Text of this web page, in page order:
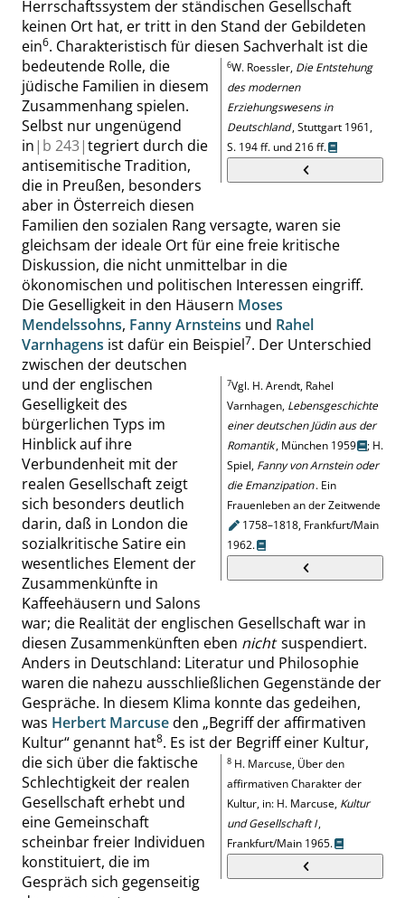
Herrschaftssystem der ständischen Gesellschaft
keinen Ort hat, er tritt in den Stand der Gebildeten
ein6
6W. Roessler, Die Entstehung
des modernen
Erziehungswesens in
Deutschland, Stuttgart 1961,
S. 194 ff. und216 ff.
. Charakteristisch für diesen Sachverhalt ist die
bedeutende Rolle, die
jüdische Familien in diesem
Zusammenhang spielen.
Selbst nur ungenügend
in | b 243|tegriert durch die
antisemitische Tradition,
die in Preußen, besonders
aber in Österreich diesen
Familien den sozialen Rang versagte, waren sie
gleichsam der ideale Ort für eine freie kritische
Diskussion, die nicht unmittelbar in die
ökonomischen und politischen Interessen eingriff.
Die Geselligkeit in den Häusern Moses
Mendelssohns, Fanny Arnsteins und Rahel
Varnhagens ist dafür ein Beispiel7
7Vgl. H.Arendt, Rahel
Varnhagen, Lebensgeschichte
einer deutschen Jüdin aus der
Romantik, München 1959 ; H.
Spiel, Fanny von Arnstein oder
die Emanzipation. Ein
Frauenleben an derZeitwende
1758–1818, Frankfurt/Main
1962.
. Der Unterschied
zwischen der deutschen
und der englischen
Geselligkeit des
bürgerlichen Typs im
Hinblick auf ihre
Verbundenheit mit der
realen Gesellschaft zeigt
sich besonders deutlich
darin, daß in London die
sozialkritische Satire ein
wesentliches Element der
Zusammenkünfte in
Kaffeehäusern und Salons
war; die Realität der englischen Gesellschaft war in
diesen Zusammenkünften eben nichtsuspendiert.
Anders in Deutschland: Literatur und Philosophie
waren die nahezu ausschließlichen Gegenstände der
Gespräche. In diesem Klima konnte das gedeihen,
was Herbert Marcuseden „Begriff der affirmativen
Kultur“ genannt hat8
8 H. Marcuse, Über den
affirmativen Charakter der
Kultur, in: H. Marcuse, Kultur
und Gesellschaft I,
Frankfurt/Main 1965.
. Es ist der Begriff einer Kultur,
die sich über die faktische
Schlechtigkeit der realen
Gesellschaft erhebt und
eine Gemeinschaft
scheinbar freier Individuen
konstituiert, die im
Gespräch sich gegenseitig